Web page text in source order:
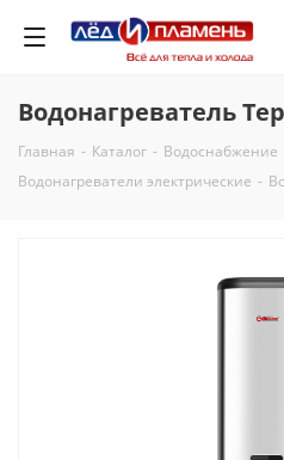
Водонагреватель
Главная - Каталог - Водоснабжение
Водонагреватели электрические -